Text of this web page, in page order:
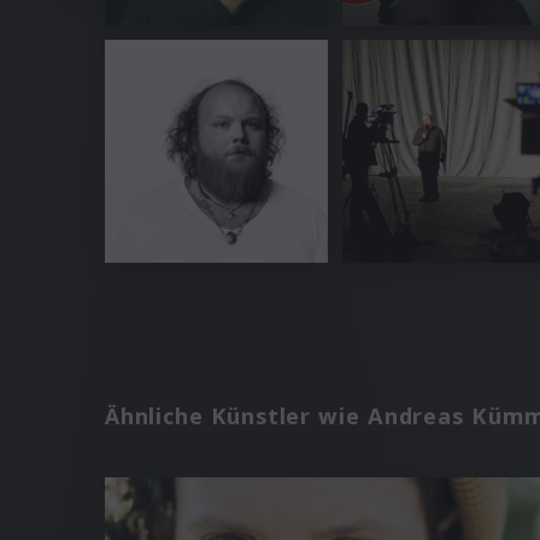
Ähnliche Künstler wie Andreas